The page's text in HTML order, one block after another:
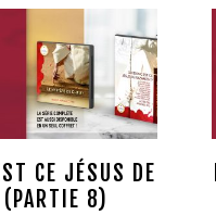
CE JÉSUS DE
(PARTIE 8)